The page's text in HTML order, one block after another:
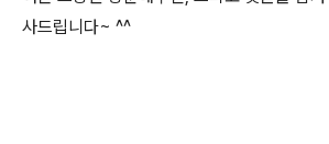
사드립니다~ ^^